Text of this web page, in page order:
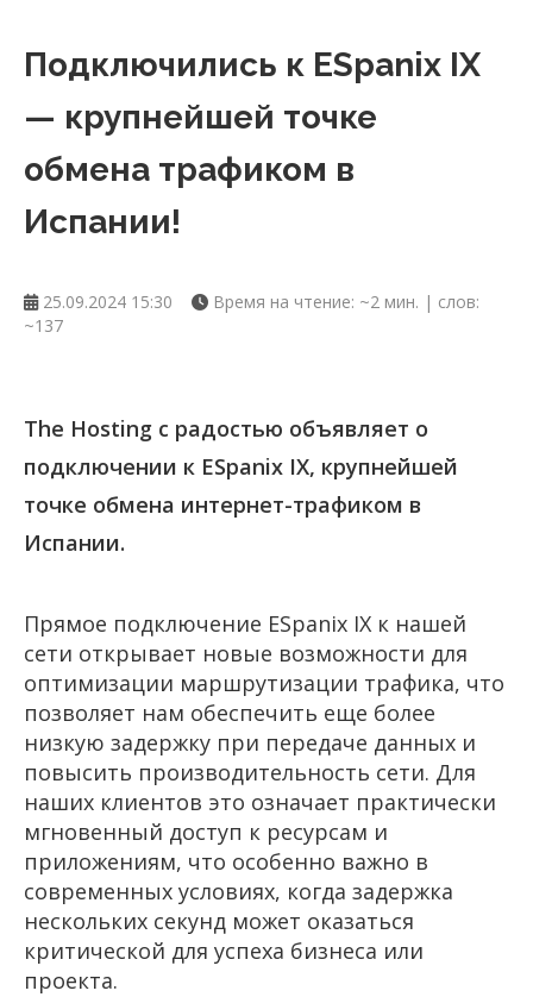
Подключились к ESpanix IX
— крупнейшей точке
обмена трафиком в
Испании!
25.09.2024 15:30
Время на чтение: ~2 мин. | слов:
~137
The Hosting с радостью объявляет о
подключении к ESpanix IX, крупнейшей
точке обмена интернет-трафиком в
Испании.
Прямое подключение ESpanix IX к нашей
сети открывает новые возможности для
оптимизации маршрутизации трафика, что
позволяет нам обеспечить еще более
низкую задержку при передаче данных и
повысить производительность сети. Для
наших клиентов это означает практически
мгновенный доступ к ресурсам и
приложениям, что особенно важно в
современных условиях, когда задержка
нескольких секунд может оказаться
критической для успеха бизнеса или
проекта.